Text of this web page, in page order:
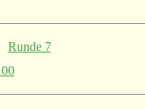
Runde 7